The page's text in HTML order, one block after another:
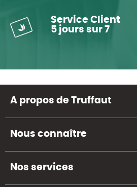
Service Client
5 jours sur 7
A propos de Truffaut
Nous connaître
Nos services